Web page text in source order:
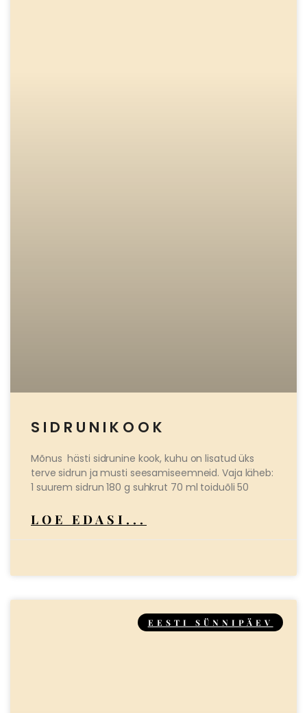
SIDRUNIKOOK
Mõnus hästi sidrunine kook, kuhu on lisatud üks
terve sidrun ja musti seesamiseemneid. Vaja läheb:
1 suurem sidrun 180 g suhkrut 70 ml toiduõli 50
LOE EDASI...
EESTI SÜNNIPÄEV